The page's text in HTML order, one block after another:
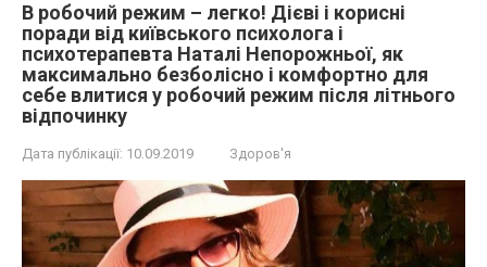
В робочий режим – легко! Дієві і корисні
поради від київського психолога і
психотерапевта Наталі Непорожньої, як
максимально безболісно і комфортно для
себе влитися у робочий режим після літнього
відпочинку
Дата публікації: 10.09.2019 Здоров'я